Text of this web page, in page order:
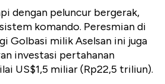
dengan peluncur bergerak,
komando. Peresmian di
Golbasi milik Aselsan ini juga
investasi pertahanan
US$1,5 miliar (Rp22,5 triliun).